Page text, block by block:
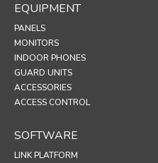
EQUIPMENT
PANELS
MONITORS
INDOOR PHONES
GUARD UNITS
ACCESSORIES
ACCESS CONTROL
SOFTWARE
LINK PLATFORM